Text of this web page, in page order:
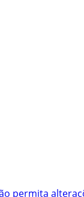
permita